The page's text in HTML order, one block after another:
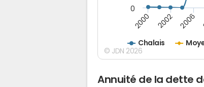
Chalais
2000 2002 2006
0
© JDN 2026
Annuité de la dette